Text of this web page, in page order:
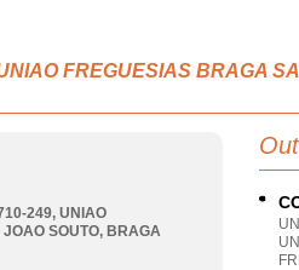
FREGUESIAS BRAGA
249, UNIAO
SOUTO, BRAGA